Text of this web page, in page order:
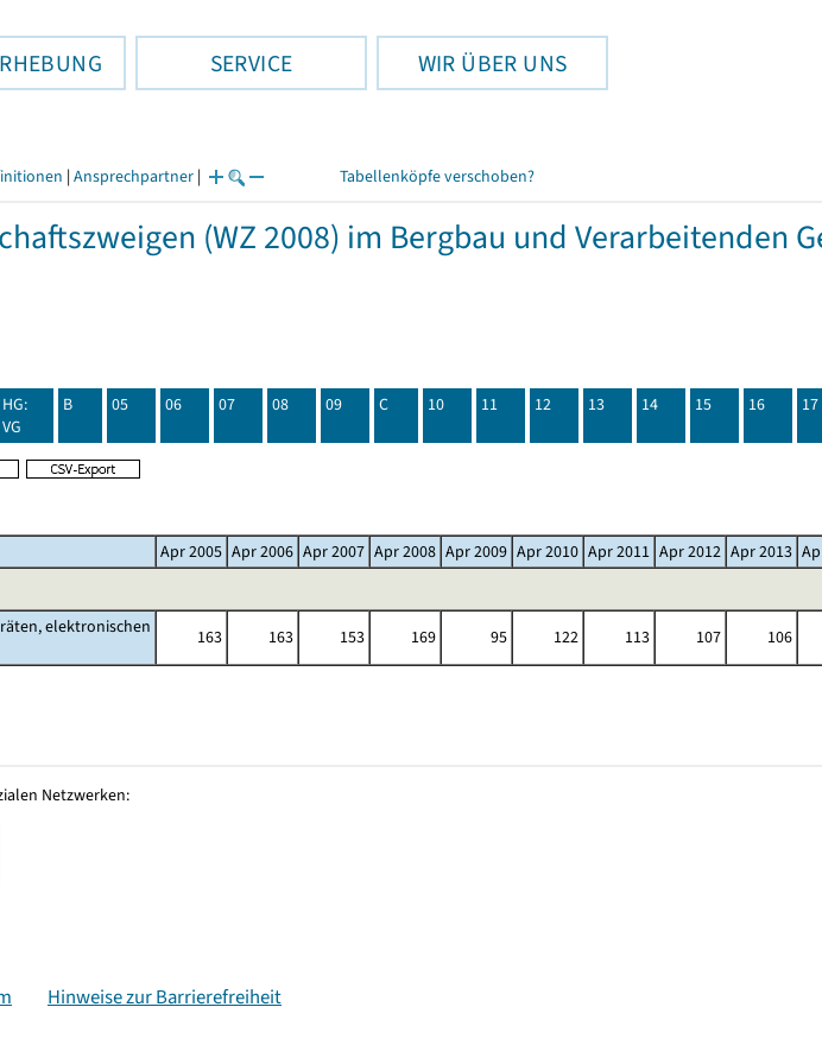
SERVICE WIR ÜBER UNS
| Ansprechpartner | Tabellenköpfe verschoben?
(WZ 2008) im Bergbau und Verarbeitenden
HG:
VG
B 05 06 07 08 09 C 10 11 12 13 14 15 16 17
Apr 2005 Apr 2006 Apr 2007 Apr 2008 Apr 2009 Apr 2010 Apr 2011 Apr 2012 Apr 2013
elektronischen
163 163 153 169 95 122 113 107 106
Netzwerken:
Hinweise zur Barrierefreiheit